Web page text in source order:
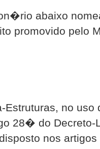
abaixo
promovido pelo
Estruturas, no
28� do
disposto nos